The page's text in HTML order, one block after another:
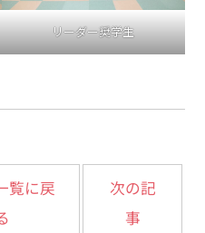
リーダー奨学生
覧に戻 次の記
事